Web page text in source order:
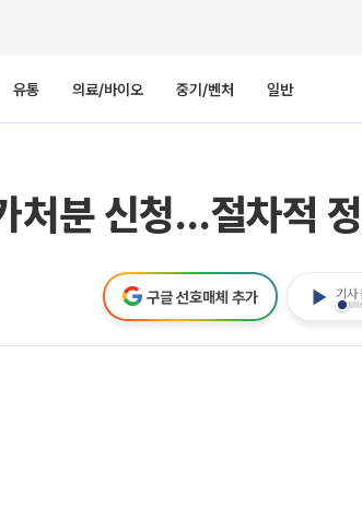
유통 의료/바이오 중기/벤처 일반
처분 신청…절차적
기사
구글 선호매체 추가